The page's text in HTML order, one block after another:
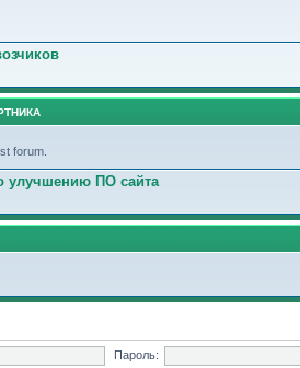
forum.
улучшению ПО сайта
Пароль: